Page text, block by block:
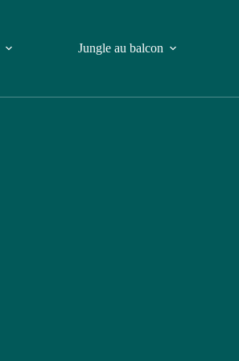
Jungle au balcon